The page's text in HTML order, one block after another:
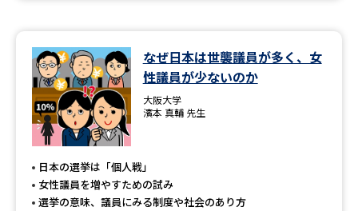
なぜ日本は世襲議員が多く、女
性議員が少ないのか
大阪大学
濱本 真輔 先生
日本の選挙は「個人戦」
女性議員を増やすための試み
選挙の意味、議員にみる制度や社会のあり方